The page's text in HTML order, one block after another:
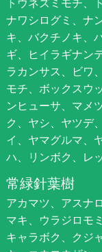
ナワシログミ、ナ
キ、バクチノキ、
ギ、ヒイラギナン
ラカンサス、ビワ
モチ、ボックスウ
ンヒューサ、マメ
ク、ヤシ、ヤツデ
イ、ヤマグルマ、
ハ、リンボク、レ
常緑針葉樹
アカマツ、アスナ
マキ、ウラジロモ
キャラボク、クジ